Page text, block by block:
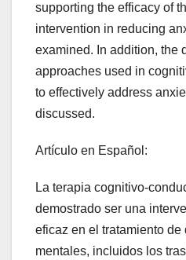
supporting the efficacy of
intervention in reducing
examined. In addition, the
approaches used in
to effectively address
discussed.
Artículo en Español:
La terapia cognitivo-
demostrado ser una
eficaz en el tratamiento de
mentales, incluidos los